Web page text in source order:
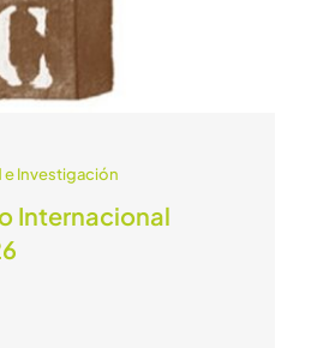
e Investigación
Internacional